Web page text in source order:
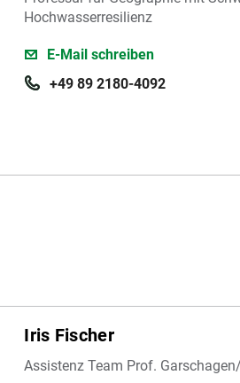
Hochwasserresilienz
E-Mail schreiben
+49 89 2180-4092
Iris Fischer
Assistenz Team Prof.